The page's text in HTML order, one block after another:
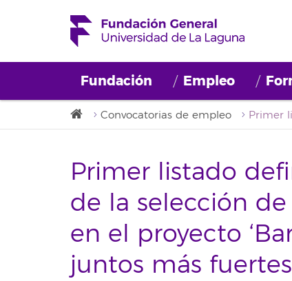
Fundación Empleo
Convocatorias de empleo
Primer listado
de la selección
en el proyecto
juntos más